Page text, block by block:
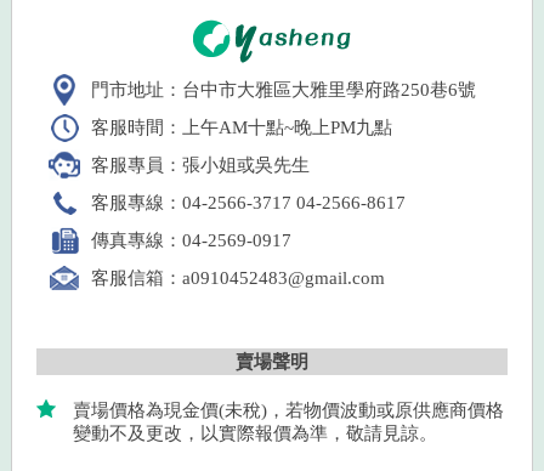
門市地址：台中市大雅區大雅里學府路250巷6號
客服時間：上午AM十點~晚上PM九點
客服專員：張小姐或吳先生
客服專線：04-2566-3717 04-2566-8617
傳真專線：04-2569-0917
客服信箱：a0910452483@gmail.com
賣場聲明
賣場價格為現金價(未稅)，若物價波動或原供應商價格
變動不及更改，以實際報價為準，敬請見諒。